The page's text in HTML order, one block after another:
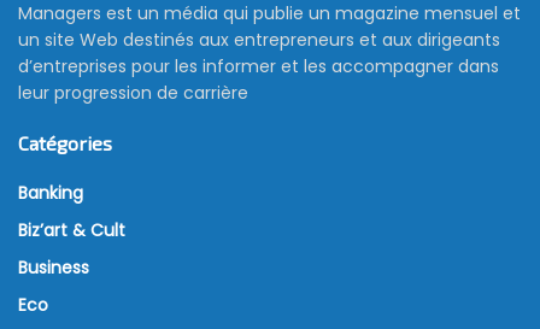
Managers est un média qui publie un magazine mensuel et
un site Web destinés aux entrepreneurs et aux dirigeants
d’entreprises pour les informer et les accompagner dans
leur progression de carrière
Catégories
Banking
Biz’art & Cult
Business
Eco